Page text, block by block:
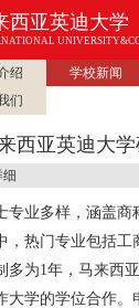
西亚英迪大学
绍 学校新闻
们
西亚英迪大
细
专业多样，涵盖商
，热门专业包括工
为1年， 马来西
大学的学位合作。